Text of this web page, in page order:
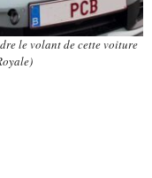
le volant de cette voiture